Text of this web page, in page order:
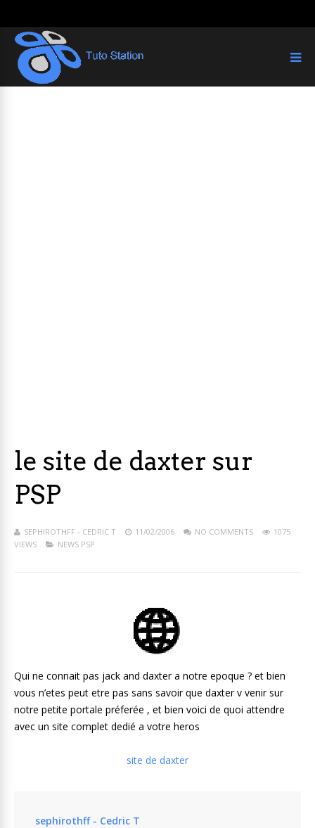
le site de daxter sur
PSP
SEPHIROTHFF - CEDRIC T 11/02/2006 NO COMMENTS
1075
VIEWS
NEWS PSP
Qui ne connait pas jack and daxter a notre epoque ? et bien
vous n’etes peut etre pas sans savoir que daxter v venir sur
notre petite portale préferée , et bien voici de quoi attendre
avec un site complet dedié a votre heros
site de daxter
sephirothff - Cedric T